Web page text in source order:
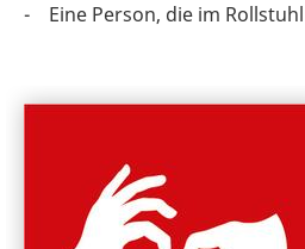
- Eine Person, die im